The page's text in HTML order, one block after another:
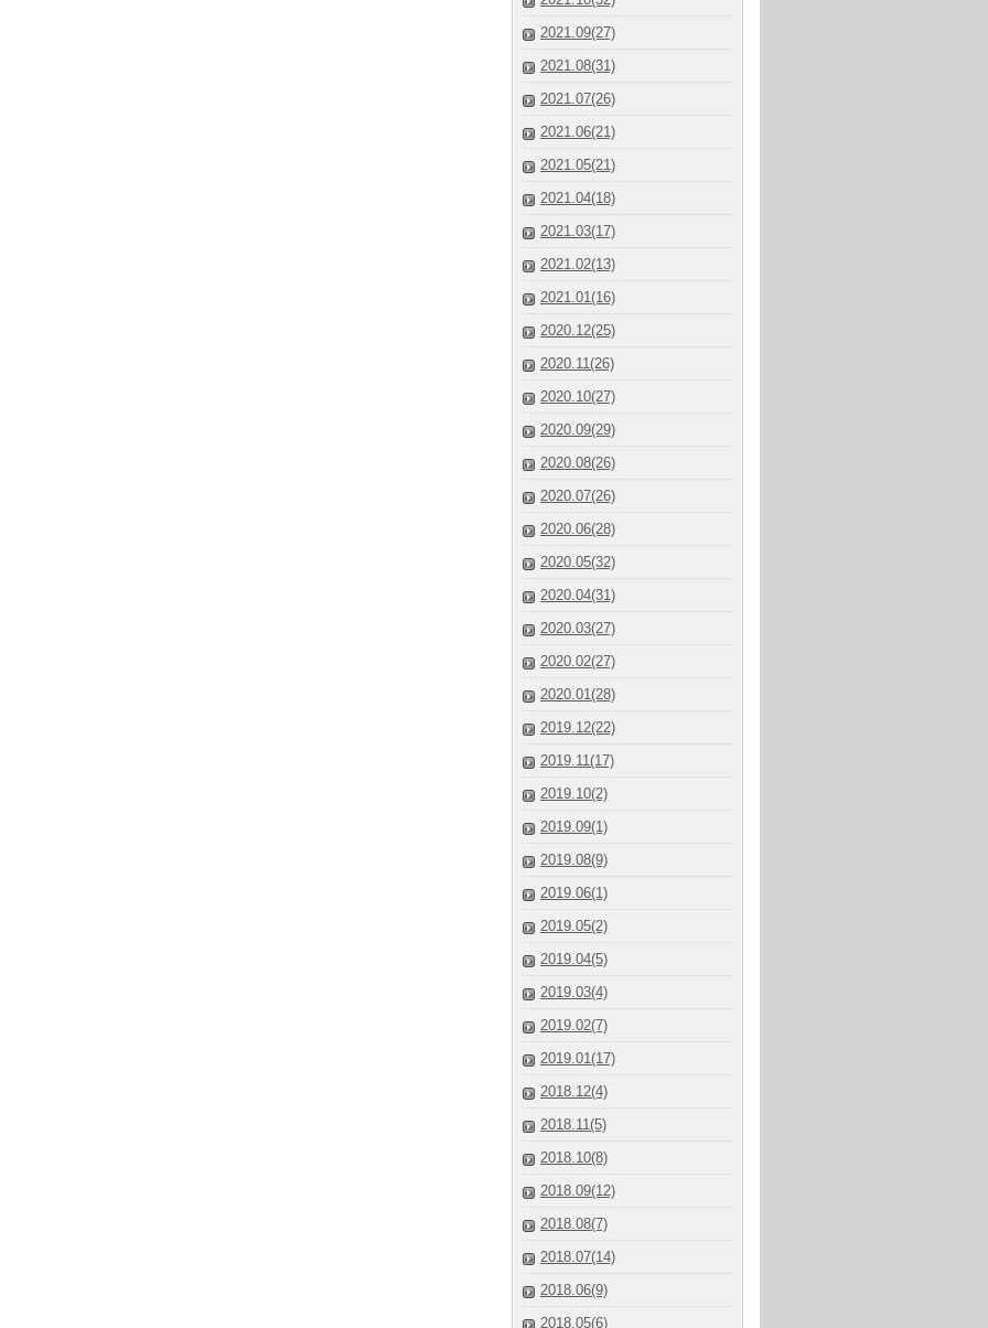
2021.09(27)
2021.08(31)
2021.07(26)
2021.06(21)
2021.05(21)
2021.04(18)
2021.03(17)
2021.02(13)
2021.01(16)
2020.12(25)
2020.11(26)
2020.10(27)
2020.09(29)
2020.08(26)
2020.07(26)
2020.06(28)
2020.05(32)
2020.04(31)
2020.03(27)
2020.02(27)
2020.01(28)
2019.12(22)
2019.11(17)
2019.10(2)
2019.09(1)
2019.08(9)
2019.06(1)
2019.05(2)
2019.04(5)
2019.03(4)
2019.02(7)
2019.01(17)
2018.12(4)
2018.11(5)
2018.10(8)
2018.09(12)
2018.08(7)
2018.07(14)
2018.06(9)
2018.05(6)